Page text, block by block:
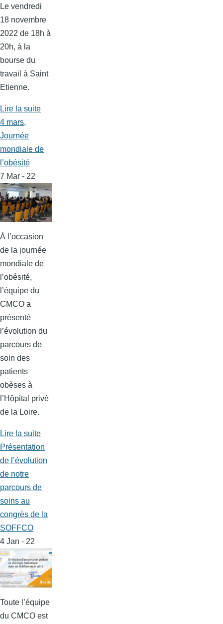
Le vendredi
18 novembre
2022 de 18h à
20h, à la
bourse du
travail à Saint
Etienne.
Lire la suite
4 mars,
Journée
mondiale de
l’obésité
7 Mar - 22
À l’occasion
de la journée
mondiale de
l’obésité,
l’équipe du
CMCO a
présenté
l’évolution du
parcours de
soin des
patients
obèses à
l’Hôpital privé
de la Loire.
Lire la suite
Présentation
de l’évolution
de notre
parcours de
soins au
congrès de la
SOFFCO
4 Jan - 22
Toute l’équipe
du CMCO est